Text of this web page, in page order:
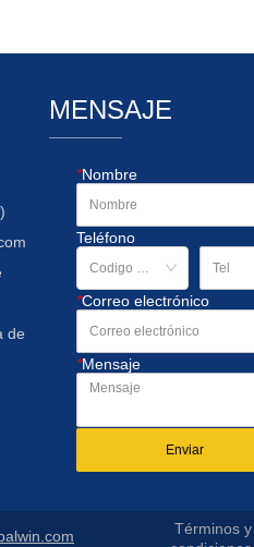
de
MENSAJE
*Nombre
Teléfono
*Correo electrónico
*Mensaje
Enviar
Términos y